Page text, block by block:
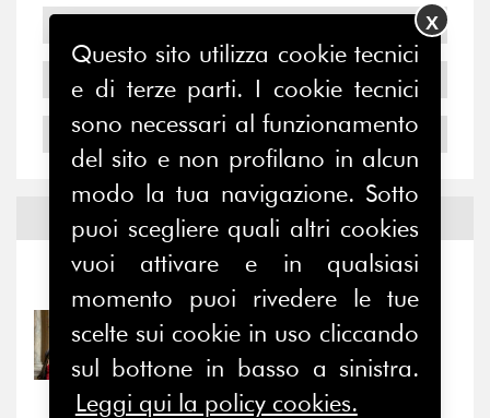
2005
2004
Notizie ed Eventi
Notizie - Eventi
31/07/2026
Prima della pausa estiva,
il valore di...
Questo sito utilizza cookie tecnici
e di terze parti. I cookie tecnici
sono necessari al funzionamento
del sito e non profilano in alcun
modo la tua navigazione. Sotto
puoi scegliere quali altri cookies
vuoi attivare e in qualsiasi
momento puoi rivedere le tue
scelte sui cookie in uso cliccando
sul bottone in basso a sinistra.
Leggi qui la policy cookies.
X